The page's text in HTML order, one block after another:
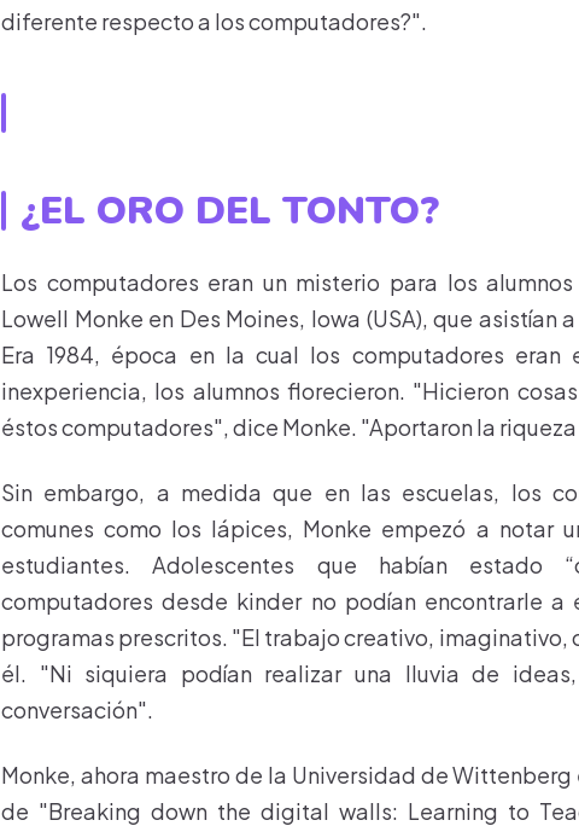
diferente respecto a los computadores?".
¿EL ORO DEL TONTO?
Los computadores eran un misterio para los
Lowell Monke en Des Moines, Iowa (USA), que asistían
Era 1984, época en la cual los computadores eran
inexperiencia, los alumnos florecieron. "Hicieron
éstos computadores", dice Monke. "Aportaron la
Sin embargo, a medida que en las escuelas, los
comunes como los lápices, Monke empezó a notar
estudiantes. Adolescentes que habían estado
computadores desde kinder no podían encontrarle
programas prescritos. "El trabajo creativo, imaginativo,
él. "Ni siquiera podían realizar una lluvia de
conversación".
Monke, ahora maestro de la Universidad de
de "Breaking down the digital walls: Learning to